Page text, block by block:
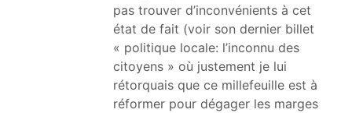
pas trouver d’inconvénients à cet
état de fait (voir son dernier billet
« politique locale: l’inconnu des
citoyens » où justement je lui
rétorquais que ce millefeuille est à
réformer pour dégager les marges